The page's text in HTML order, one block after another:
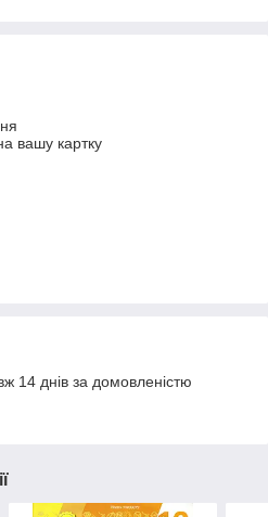
вашу картку
14 днів за домовленістю